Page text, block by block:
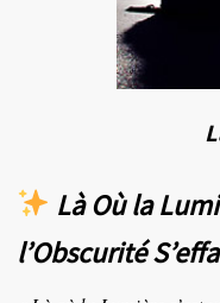
Là Où la
l’Obscurité